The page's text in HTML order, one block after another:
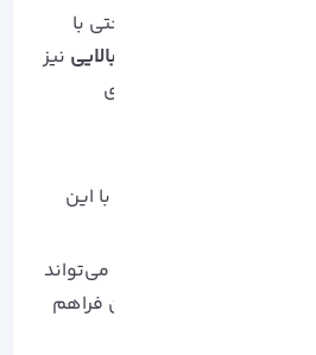
شده که بتواند به راحتی با
مقیاس‌پذیری بالایی نیز
یک گزینه مناسب برای
صنعتی است.
گران فراهم کند. با این
حل خواهد شد.
در SUI می‌تواند
کاربران و سرمایه‌گذاران فراهم
گران بی نظیر است!